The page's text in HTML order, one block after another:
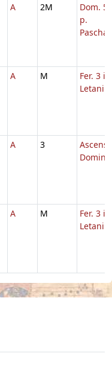
A 2M
Dom. 5
p.
Pascha
A M
Fer. 3 in
Letaniis
A 3
A M
Fer. 3 in
Letaniis